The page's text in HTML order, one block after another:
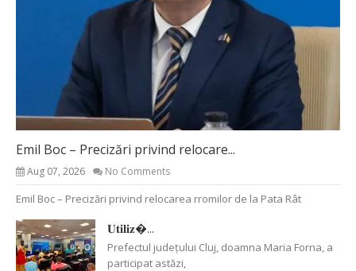
Emil Boc – Precizări privind relocare...
Aug 07, 2026 No Comments
Emil Boc – Precizări privind relocarea rromilor de la Pata Rât
𝐔𝐭𝐢𝐥𝐢𝐳�...
Prefectul județului Cluj, doamna Maria Forna, a
participat astăzi,